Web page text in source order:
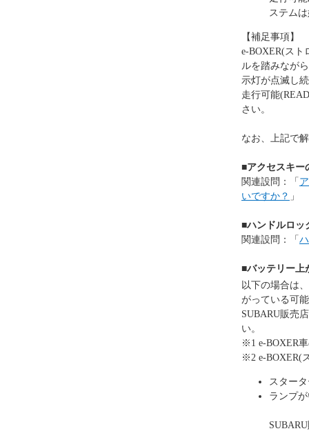
ステム
【補足事項】
e-BOXER(スト
ルを踏みなが
示灯が点滅し
走行可能
さい。
なお、上記で
■アクセスキー
関連設問：「
いですか？ 」
■ハンドルロッ
関連設問：「
■バッテリー上
以下の場合は
がっている可
SUBARU販売
い。
※1 e-BOXER
※2 e-BOXER(
スター
ランプ